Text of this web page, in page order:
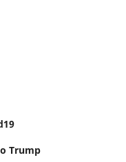
Trump